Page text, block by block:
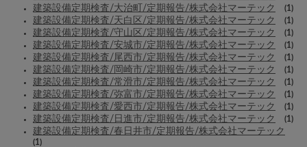
建築設備定期検査/大治町/定期報告/株式会社マーテック (1)
建築設備定期検査/天白区/定期報告/株式会社マーテック (1)
建築設備定期検査/守山区/定期報告/株式会社マーテック (1)
建築設備定期検査/安城市/定期報告/株式会社マーテック (1)
建築設備定期検査/尾西市/定期報告/株式会社マーテック (1)
建築設備定期検査/岡崎市/定期報告/株式会社マーテック (1)
建築設備定期検査/常滑市/定期報告/株式会社マーテック (1)
建築設備定期検査/弥富市/定期報告/株式会社マーテック (1)
建築設備定期検査/愛西市/定期報告/株式会社マーテック (1)
建築設備定期検査/日進市/定期報告/株式会社マーテック (1)
建築設備定期検査/春日井市/定期報告/株式会社マーテック
(1)